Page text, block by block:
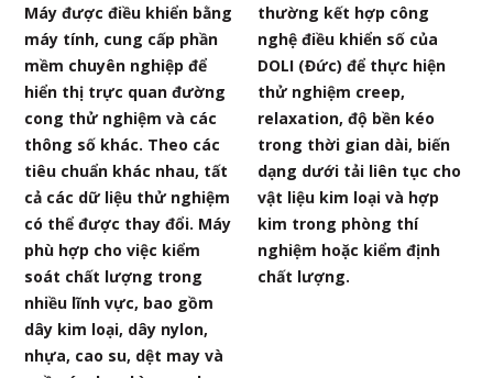
Máy được điều khiển bằng
máy tính, cung cấp phần
mềm chuyên nghiệp để
hiển thị trực quan đường
cong thử nghiệm và các
thông số khác. Theo các
tiêu chuẩn khác nhau, tất
cả các dữ liệu thử nghiệm
có thể được thay đổi. Máy
phù hợp cho việc kiểm
soát chất lượng trong
nhiều lĩnh vực, bao gồm
dây kim loại, dây nylon,
nhựa, cao su, dệt may và
thường kết hợp công
nghệ điều khiển số của
DOLI (Đức) để thực hiện
thử nghiệm creep,
relaxation, độ bền kéo
trong thời gian dài, biến
dạng dưới tải liên tục cho
vật liệu kim loại và hợp
kim trong phòng thí
nghiệm hoặc kiểm định
chất lượng.